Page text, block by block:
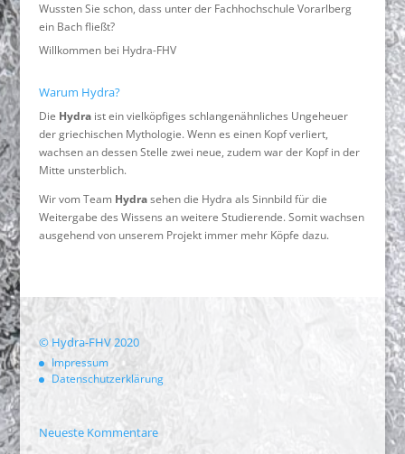
Wussten Sie schon, dass unter der Fachhochschule Vorarlberg
ein Bach fließt?
Willkommen bei Hydra-FHV
Warum Hydra?
Die Hydraist ein vielköpfiges schlangenähnliches Ungeheuer
der griechischen Mythologie. Wenn es einen Kopf verliert,
wachsen an dessen Stelle zwei neue, zudem war der Kopf in der
Mitte unsterblich.
Wir vom Team Hydrasehen die Hydra als Sinnbild für die
Weitergabe des Wissens an weitere Studierende. Somit wachsen
ausgehend von unserem Projekt immer mehr Köpfe dazu.
© Hydra-FHV 2020
Impressum
Datenschutzerklärung
Neueste Kommentare